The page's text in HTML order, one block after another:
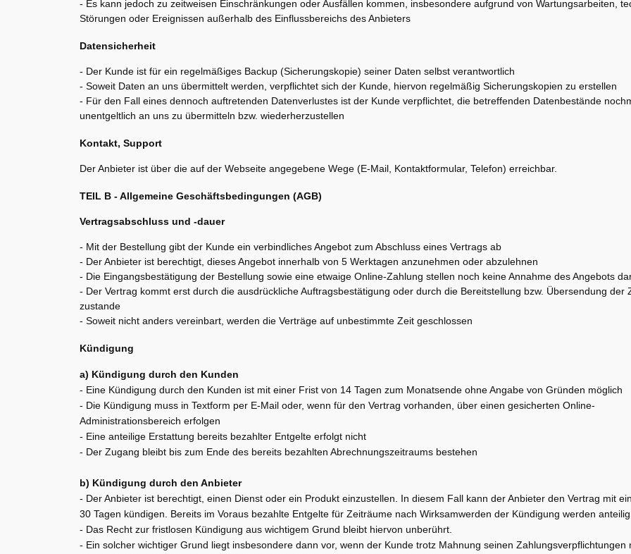
- Es kann jedoch zu zeitweisen Einschränkungen oder Ausfällen kommen, insbesondere aufgrund von Wartungsarbeiten,
Störungen oder Ereignissen außerhalb des Einflussbereichs des Anbieters
Datensicherheit
- Der Kunde ist für ein regelmäßiges Backup (Sicherungskopie) seiner Daten selbst verantwortlich
- Soweit Daten an uns übermittelt werden, verpflichtet sich der Kunde, hiervon regelmäßig Sicherungskopien zu erstellen
- Für den Fall eines dennoch auftretenden Datenverlustes ist der Kunde verpflichtet, die betreffenden Datenbestände
unentgeltlich an uns zu übermitteln bzw. wiederherzustellen
Kontakt, Support
Der Anbieter ist über die auf der Webseite angegebene Wege (E-Mail, Kontaktformular, Telefon) erreichbar.
TEIL B - Allgemeine Geschäftsbedingungen (AGB)
Vertragsabschluss und -dauer
- Mit der Bestellung gibt der Kunde ein verbindliches Angebot zum Abschluss eines Vertrags ab
- Der Anbieter ist berechtigt, dieses Angebot innerhalb von 5 Werktagen anzunehmen oder abzulehnen
- Die Eingangsbestätigung der Bestellung sowie eine etwaige Online-Zahlung stellen noch keine Annahme des Angebots
- Der Vertrag kommt erst durch die ausdrückliche Auftragsbestätigung oder durch die Bereitstellung bzw. Übersendung der
zustande
- Soweit nicht anders vereinbart, werden die Verträge auf unbestimmte Zeit geschlossen
Kündigung
a) Kündigung durch den Kunden
- Eine Kündigung durch den Kunden ist mit einer Frist von 14 Tagen zum Monatsende ohne Angabe von Gründen möglich
- Die Kündigung muss in Textform per E-Mail oder, wenn für den Vertrag vorhanden, über einen gesicherten Online-
Administrationsbereich erfolgen
- Eine anteilige Erstattung bereits bezahlter Entgelte erfolgt nicht
- Der Zugang bleibt bis zum Ende des bereits bezahlten Abrechnungszeitraums bestehen
b) Kündigung durch den Anbieter
- Der Anbieter ist berechtigt, einen Dienst oder ein Produkt einzustellen. In diesem Fall kann der Anbieter den Vertrag mit
30 Tagen kündigen. Bereits im Voraus bezahlte Entgelte für Zeiträume nach Wirksamwerden der Kündigung werden
- Das Recht zur fristlosen Kündigung aus wichtigem Grund bleibt hiervon unberührt.
- Ein solcher wichtiger Grund liegt insbesondere dann vor, wenn der Kunde trotz Mahnung seinen Zahlungsverpflichtungen